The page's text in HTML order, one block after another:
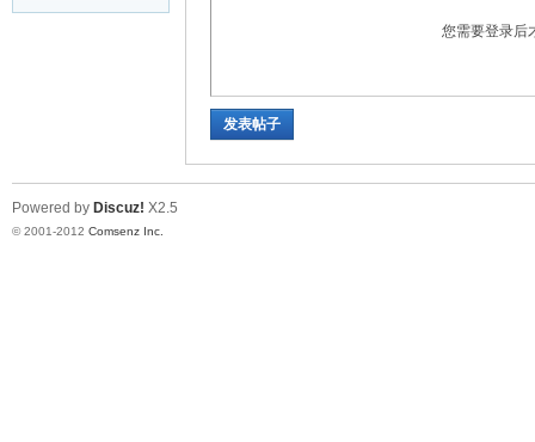
学
您需要登录后
发表帖子
Powered by Discuz! X2.5
© 2001-2012 Comsenz Inc.